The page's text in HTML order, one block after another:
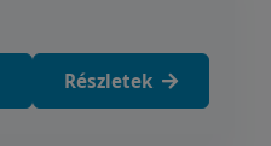
Részletek